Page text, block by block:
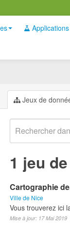
Applications
Jeux de
1 jeu
Cartographie
Ville de Nice
Vous trouverez ici
Mise à jour: 17 Mai 2019